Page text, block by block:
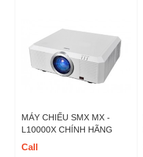
MÁY CHIẾU SMX MX -
L10000X CHÍNH HÃNG
Call